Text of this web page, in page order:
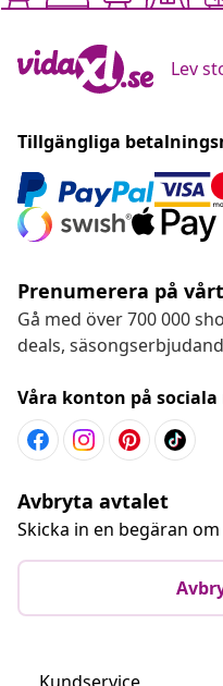
Lev
Tillgängliga
Prenumerera på
Gå med över 700 000
deals,
Våra konton på sociala
Avbryta avtalet
Skicka in en begäran